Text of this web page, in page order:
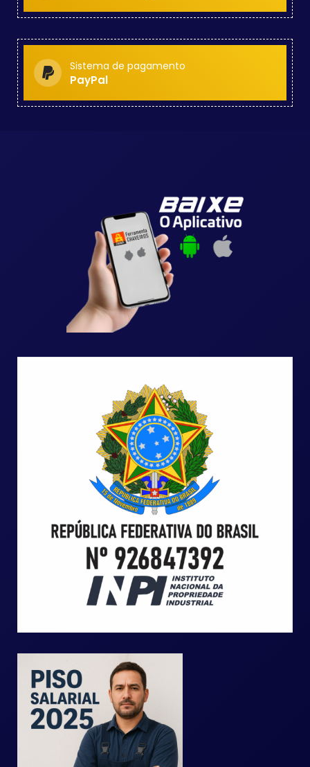
Sistema de pagamento
PayPal